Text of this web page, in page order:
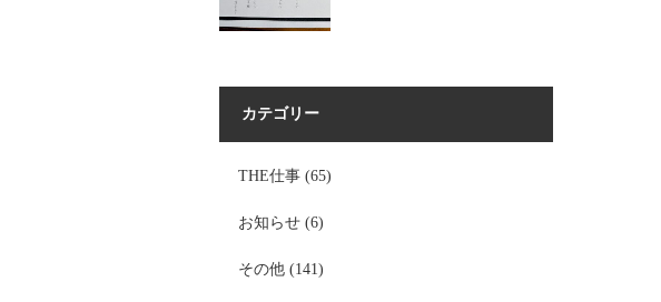
カテゴリー
THE仕事 (65)
お知らせ (6)
その他 (141)